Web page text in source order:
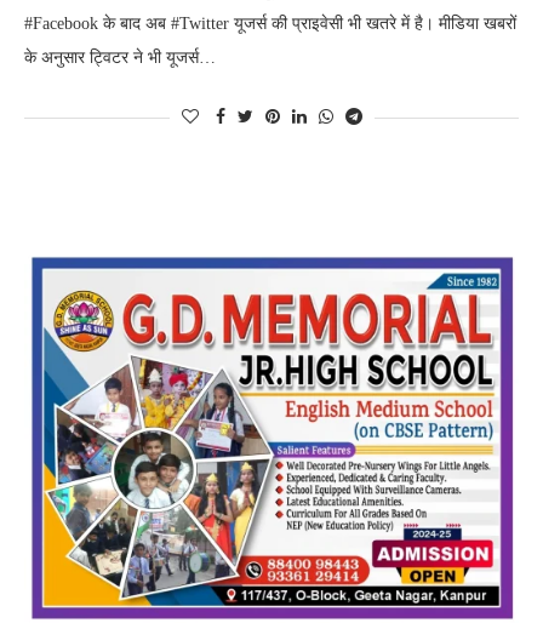
#Facebook के बाद अब #Twitter यूजर्स की प्राइवेसी भी खतरे में है। मीडिया खबरों
के अनुसार ट्विटर ने भी यूजर्स…